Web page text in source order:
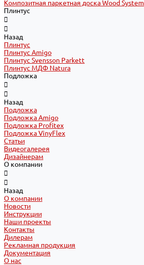
Композитная паркетная доска Wood System
Плинтус
Назад
Плинтус
Плинтус Amigo
Плинтус Svensson Parkett
Плинтус МДФ Natura
Подложка
Назад
Подложка
Подложка Amigo
Подложка Profitex
Подложка VinyFlex
Статьи
Видеогалерея
Дизайнерам
О компании
Назад
О компании
Новости
Инструкции
Наши проекты
Контакты
Дилерам
Рекламная продукция
Документация
О нас